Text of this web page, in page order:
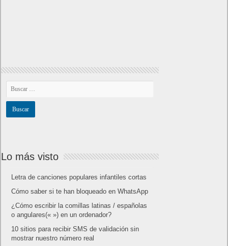
Lo más visto
Letra de canciones populares infantiles cortas
Cómo saber si te han bloqueado en WhatsApp
¿Cómo escribir la comillas latinas / españolas
o angulares(« ») en un ordenador?
10 sitios para recibir SMS de validación sin
mostrar nuestro número real